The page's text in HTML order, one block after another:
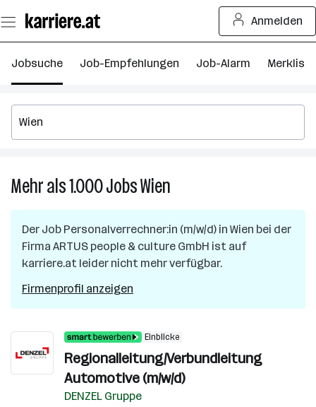
Seiteninhalt
springen
Anmelden
Jobsuche Job-Empfehlungen Job-Alarm Merkliste
Mehr als 1.000JobsWien
Jobs
in
Wien
Der Job Personalverrechner:in (m/w/d) in Wien bei der
Firma ARTUS people & culture GmbH ist auf
karriere.at leider nicht mehr verfügbar.
Firmenprofil anzeigen
Einblicke
Regionalleitung/Verbundleitung
Automotive (m/w/d)
DENZEL Gruppe